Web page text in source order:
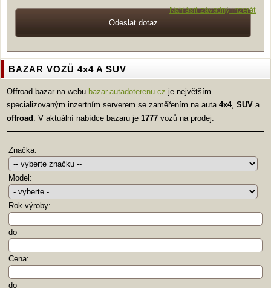
Nahlásit závadný inzerát
BAZAR VOZŮ 4x4 A SUV
Offroad bazar na webu bazar.autadoterenu.cz je největším
specializovaným inzertním serverem se zaměřením na auta 4x4, SUV a
offroad
. V aktuální nabídce bazaru je 1777 vozů na prodej.
Značka:
Model:
Rok výroby:
do
Cena:
do